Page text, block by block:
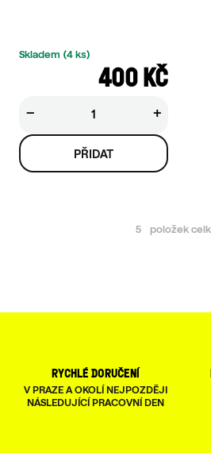
400 KČ
Skladem (4 ks)
+
−
L
5 položek
rychlé doručení
V PRAZE A OKOLÍ NEJPOZDĚJI
NÁSLEDUJÍCÍ PRACOVNÍ DEN